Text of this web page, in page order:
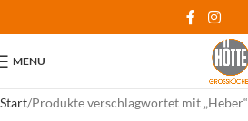
MENU
Start Produkte verschlagwortet mit „Heber“